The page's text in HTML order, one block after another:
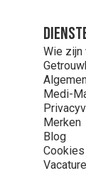
Wie zijn
Medi-
Merken
Blog
Cookies